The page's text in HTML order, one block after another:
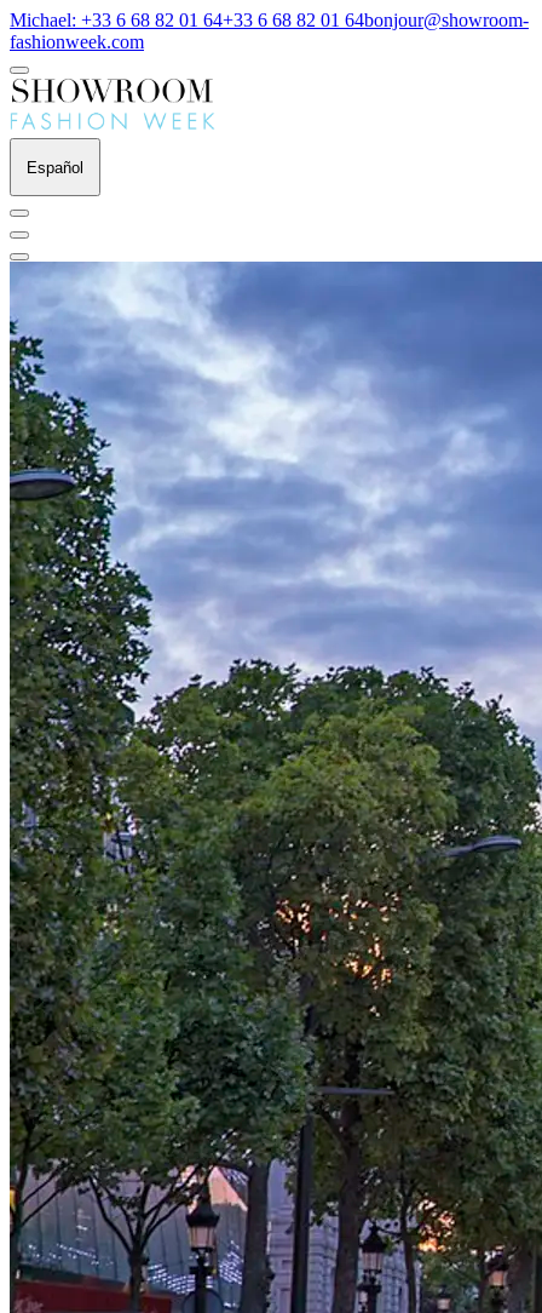
Michael: +33 6 68 82 01 64+33 6 68 82 01 64bonjour@showroom-
fashionweek.com
Español